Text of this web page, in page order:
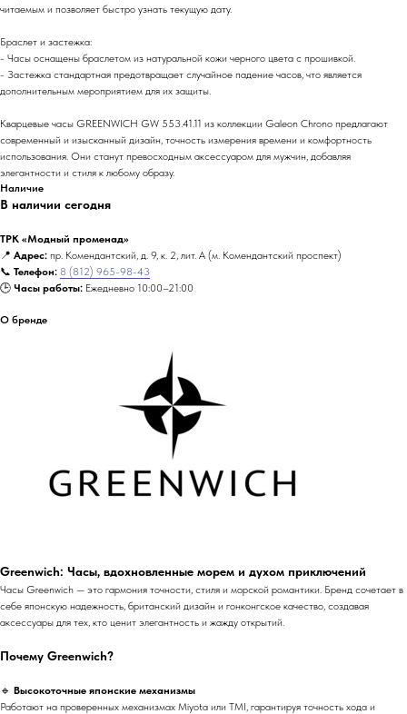
читаемым и позволяет быстро узнать текущую дату.
Браслет и застежка:
- Часы оснащены браслетом из натуральной кожи черного цвета с прошивкой.
- Застежка стандартная предотвращает случайное падение часов, что является
дополнительным мероприятием для их защиты.
Кварцевые часы GREENWICH GW 553.41.11 из коллекции Galeon Chrono предлагают
современный и изысканный дизайн, точность измерения времени и комфортность
использования. Они станут превосходным аксессуаром для мужчин, добавляя
элегантности и стиля к любому образу.
Наличие
В наличии сегодня
ТРК «Модный променад»
📍 Адрес: пр. Комендантский, д. 9, к. 2, лит. А (м. Комендантский проспект)
📞 Телефон: 8 (812) 965-98-43
🕒 Часы работы: Ежедневно 10:00–21:00
О бренде
Greenwich: Часы, вдохновленные морем и духом приключений
Часы Greenwich — это гармония точности, стиля и морской романтики. Бренд сочетает в
себе японскую надежность, британский дизайн и гонконгское качество, создавая
аксессуары для тех, кто ценит элегантность и жажду открытий.
Почему Greenwich?
🔹 Высокоточные японские механизмы
Работают на проверенных механизмах Miyota или TMI, гарантируя точность хода и